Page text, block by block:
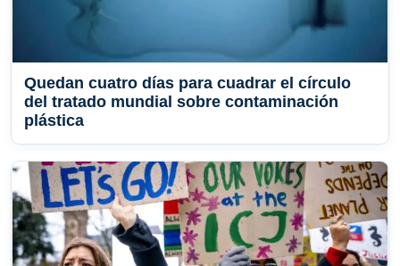
Quedan cuatro días para cuadrar el círculo
del tratado mundial sobre contaminación
plástica